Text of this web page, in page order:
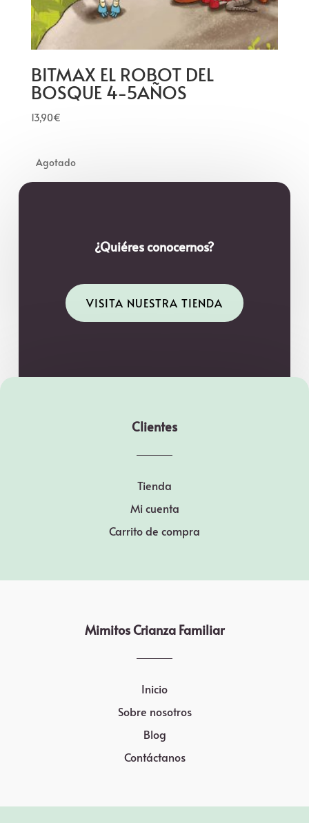
BITMAX EL ROBOT DEL
BOSQUE 4-5AÑOS
13,90€
¿Quiéres conocernos?
VISITA NUESTRA TIENDA
Clientes
Tienda
Mi cuenta
Carrito de compra
Mimitos Crianza Familiar
Inicio
Sobre nosotros
Blog
Contáctanos